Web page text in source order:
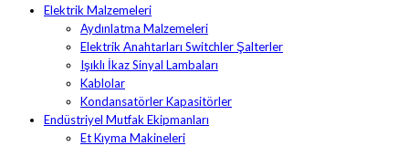
Elektrik Malzemeleri
Aydınlatma Malzemeleri
Elektrik Anahtarları Switchler Şalterler
Işıklı İkaz Sinyal Lambaları
Kablolar
Kondansatörler Kapasitörler
Endüstriyel Mutfak Ekipmanları
Et Kıyma Makineleri